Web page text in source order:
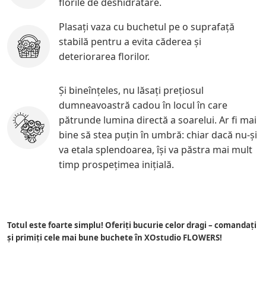
Plasaţi vaza cu buchetul pe o suprafață
stabilă pentru a evita căderea și
deteriorarea florilor.
Și bineînțeles, nu lăsaţi prețiosul
dumneavoastră cadou în locul în care
pătrunde lumina directă a soarelui. Ar fi mai
bine să stea puţin în umbră: chiar dacă nu-şi
va etala splendoarea, își va păstra mai mult
timp prospețimea inițială.
Totul este foarte simplu! Oferiţi bucurie celor dragi – comandați
și primiți cele mai bune buchete în XOstudio FLOWERS!